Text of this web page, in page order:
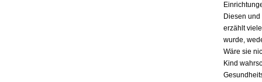
Diesen
erzählt
wurde,
Wäre sie
Kind